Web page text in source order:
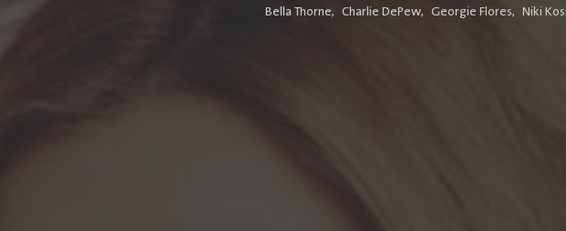
Bella Thorne, Charlie DePew, Georgie Flores, Niki